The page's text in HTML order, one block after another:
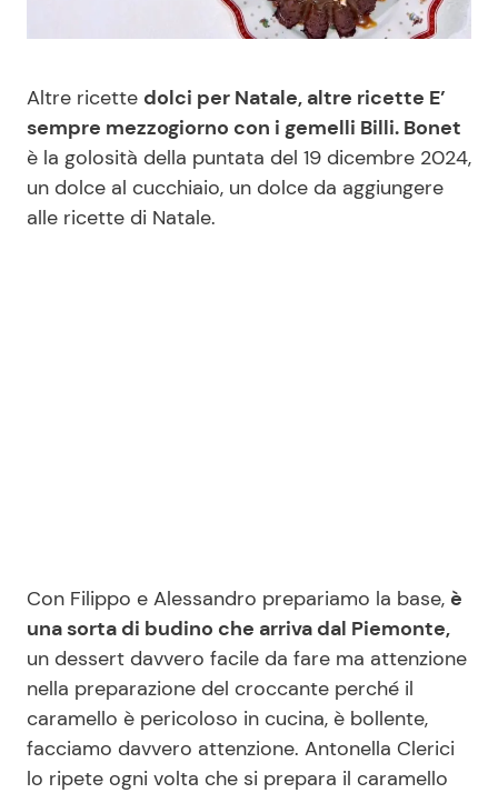
Casa
Moda e Style
Mondo Mamma
News benessere
Consigli di Cucina
Dolci
Le Ricette in TV
Info
Chi siamo
Disclaimer e Privacy
Redazione
Altre ricette dolci per Natale, altre ricette E’
sempre mezzogiorno con i gemelli Billi. Bonet
è la golosità della puntata del 19 dicembre 2024,
un dolce al cucchiaio, un dolce da aggiungere
alle ricette di Natale.
Con Filippo e Alessandro prepariamo la base, è
una sorta di budino che arriva dal Piemonte,
un dessert davvero facile da fare ma attenzione
nella preparazione del croccante perché il
caramello è pericoloso in cucina, è bollente,
facciamo davvero attenzione. Antonella Clerici
lo ripete ogni volta che si prepara il caramello